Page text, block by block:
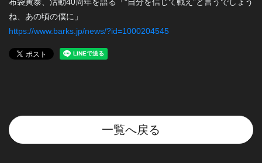
ね、あの頃の僕に」
https://www.barks.jp/news/?id=1000204545
一覧へ戻る